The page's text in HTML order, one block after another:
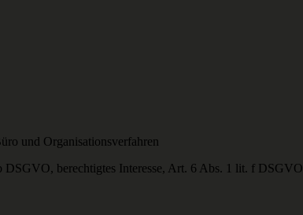
und Organisationsverfahren
berechtigtes Interesse, Art. 6 Abs. 1 lit. f DSGVO